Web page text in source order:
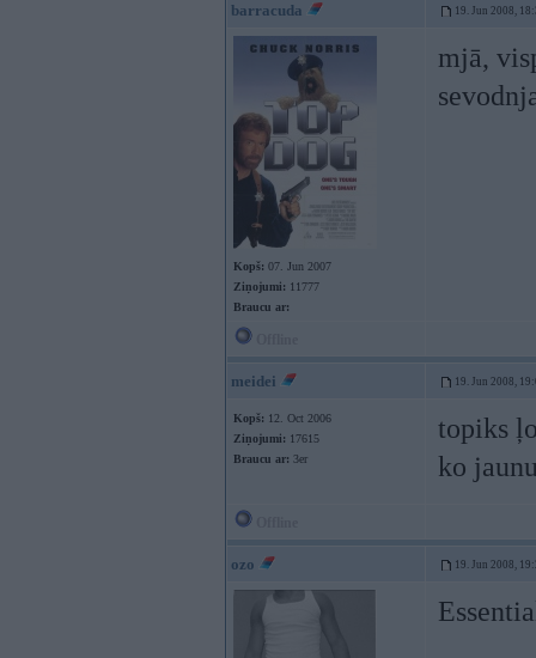
barracuda 19. Jun 2008,
Kopš: 07. Jun 2007
Ziņojumi: 11777
Braucu ar:
mjā,
meidei 19. Jun 2008,
Kopš: 12. Oct 2006
Ziņojumi: 17615
Braucu ar: 3er
topiks
ko
ozo 19. Jun 2008,